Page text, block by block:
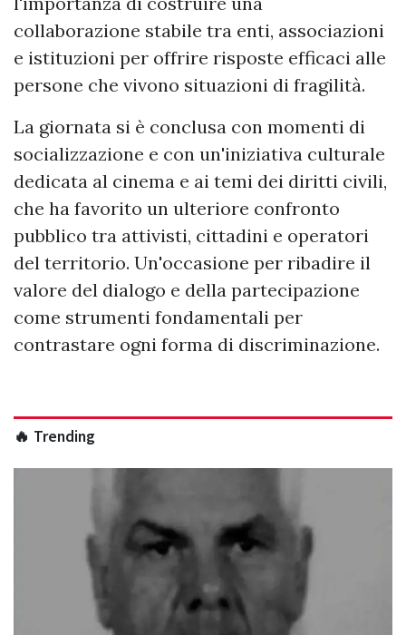
collaborazione stabile tra enti, associazioni
e istituzioni per offrire risposte efficaci alle
persone che vivono situazioni di fragilità.
La giornata si è conclusa con momenti di
socializzazione e con un'iniziativa culturale
dedicata al cinema e ai temi dei diritti civili,
che ha favorito un ulteriore confronto
pubblico tra attivisti, cittadini e operatori
del territorio. Un'occasione per ribadire il
valore del dialogo e della partecipazione
come strumenti fondamentali per
contrastare ogni forma di discriminazione.
🔥 Trending